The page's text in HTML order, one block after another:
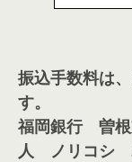
振込手数料は
す。
福岡銀行 曽
人 ノリコシ